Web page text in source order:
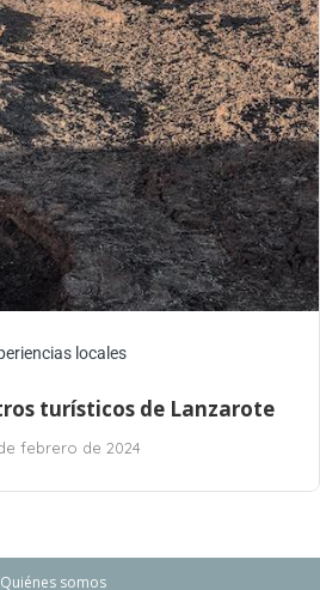
locales
turísticos de Lanzarote
febrero de 2024
Quiénes somos